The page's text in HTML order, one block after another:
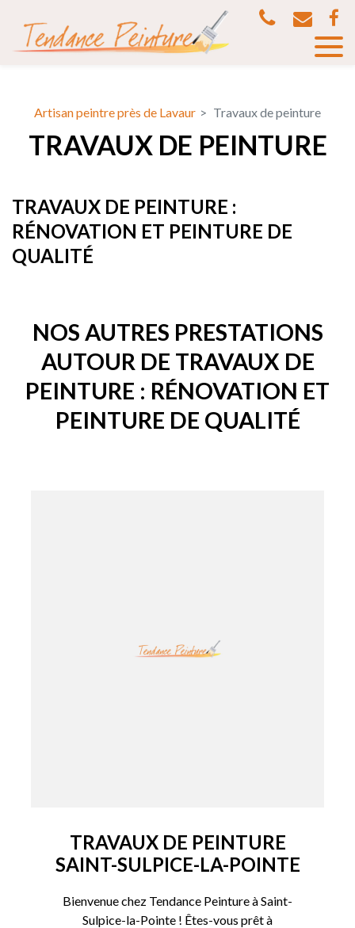
Artisan peintre près de Lavaur Travaux de peinture
TRAVAUX DE PEINTURE
TRAVAUX DE PEINTURE :
RÉNOVATION ET PEINTURE DE
QUALITÉ
NOS AUTRES PRESTATIONS
AUTOUR DE TRAVAUX DE
PEINTURE : RÉNOVATION ET
PEINTURE DE QUALITÉ
TRAVAUX DE PEINTURE
SAINT-SULPICE-LA-POINTE
Bienvenue chez Tendance Peinture à Saint-
Sulpice-la-Pointe ! Êtes-vous prêt à